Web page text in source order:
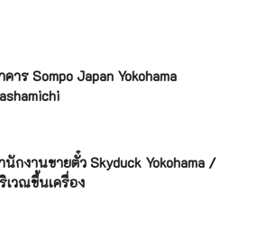
คาร Sompo Japan Yokohama
นักงานขายตั๋ว Skyduck Yokohama /
เวณขึ้นเครื่อง